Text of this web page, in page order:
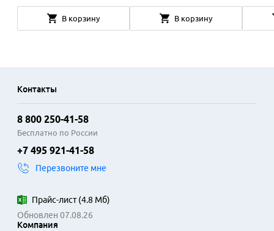
В корзину В корзину
Контакты
8 800 250-41-58
Бесплатно по России
+7 495 921-41-58
Перезвоните мне
Прайс-лист(4.8 Мб)
Обновлен 07.08.26
Компания